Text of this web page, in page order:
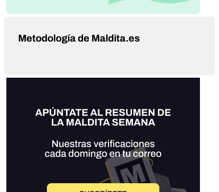
Metodología de Maldita.es